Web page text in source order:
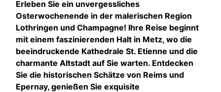
Erleben Sie ein unvergessliches
Osterwochenende in der malerischen Region
Lothringen und Champagne! Ihre Reise beginnt
mit einem faszinierenden Halt in Metz, wo die
beeindruckende Kathedrale St. Etienne und die
charmante Altstadt auf Sie warten. Entdecken
Sie die historischen Schätze von Reims und
Epernay, genießen Sie exquisite